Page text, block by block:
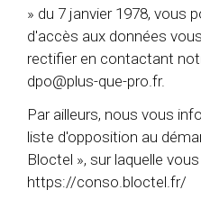
» du 7 janvier 1978, vous
d'accès aux données
rectifier en contactant
dpo@plus-que-pro.fr.
Par ailleurs, nous vous
liste d'opposition au
Bloctel », sur laquelle
https://conso.bloctel.fr/